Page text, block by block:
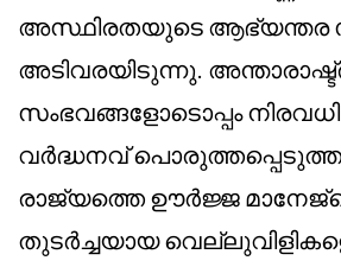
അസ്ഥിരതയുടെ ആഭ്യന്തര
അടിവരയിടുന്നു.
സംഭവങ്ങളോടൊപ്പം
വർദ്ധനവ്
രാജ്യത്തെ ഊർജ്ജ
തുടർച്ചയായ